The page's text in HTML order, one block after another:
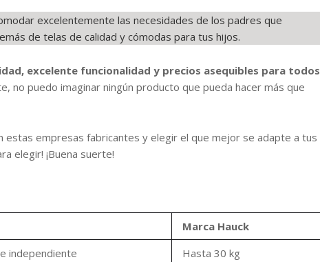
excelentemente las necesidades de los padres que
de telas de calidad y cómodas para tus hijos.
excelente funcionalidad y precios asequibles para todos
no puedo imaginar ningún producto que pueda hacer más que
empresas fabricantes y elegir el que mejor se adapte a tus
elegir! ¡Buena suerte!
Marca Hauck
independiente Hasta 30 kg